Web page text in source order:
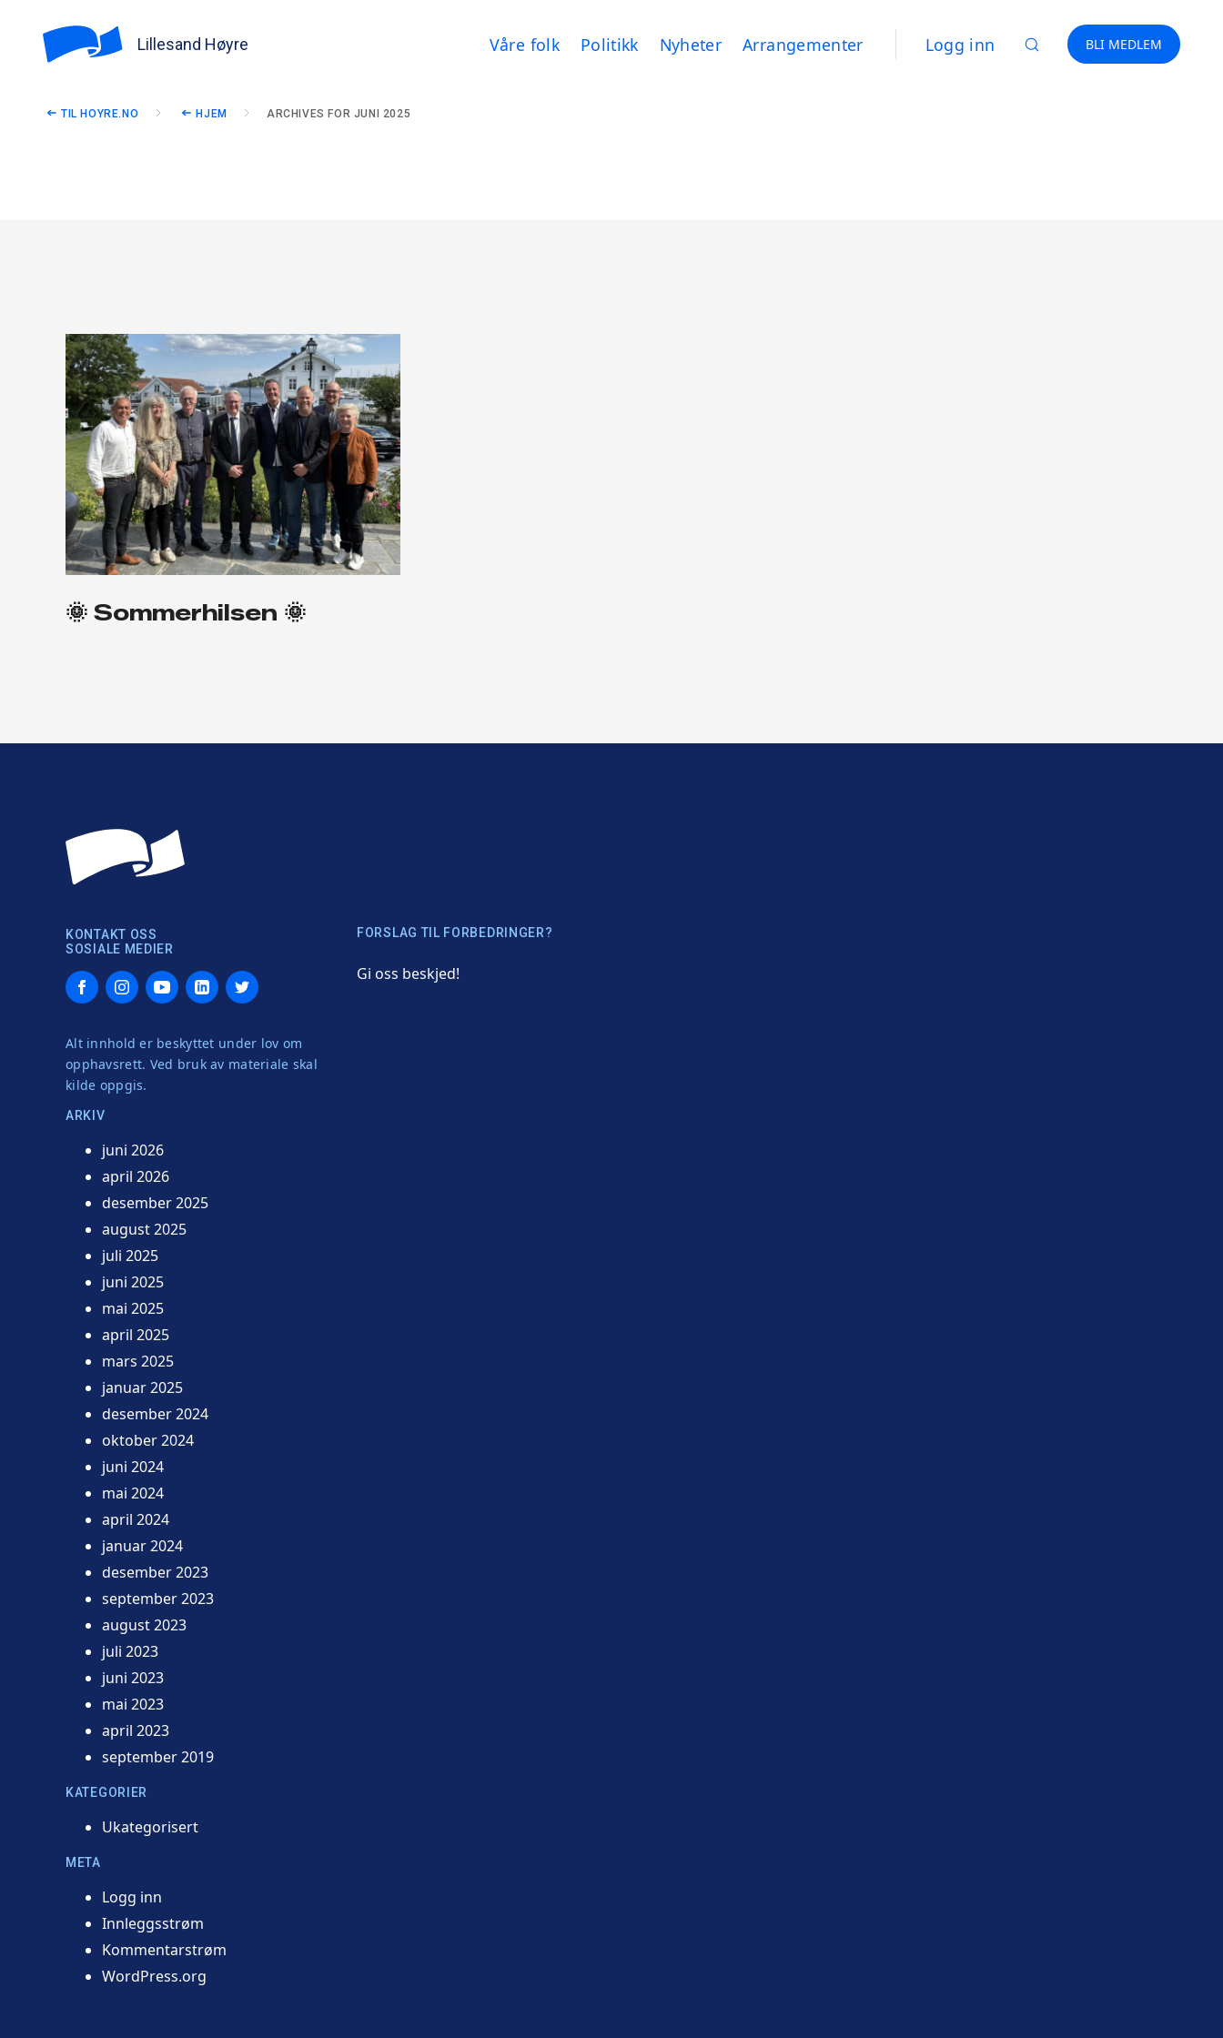
Lillesand Høyre Våre folk Politikk Nyheter Arrangementer Logg inn BLI MEDLEM
TIL HOYRE.NO HJEM ARCHIVES FOR JUNI 2025
🌞 Sommerhilsen 🌞
KONTAKT OSS
SOSIALE MEDIER
FacebookInstagramYouTubeLinkedInTwitter
Alt innhold er beskyttet under lov om
opphavsrett. Ved bruk av materiale skal
kilde oppgis.
ARKIV
juni 2026
april 2026
desember 2025
august 2025
juli 2025
juni 2025
mai 2025
april 2025
mars 2025
januar 2025
desember 2024
oktober 2024
juni 2024
mai 2024
april 2024
januar 2024
desember 2023
september 2023
august 2023
juli 2023
juni 2023
mai 2023
april 2023
september 2019
KATEGORIER
Ukategorisert
META
Logg inn
Innleggsstrøm
Kommentarstrøm
WordPress.org
FORSLAG TIL FORBEDRINGER?
Gi oss beskjed!